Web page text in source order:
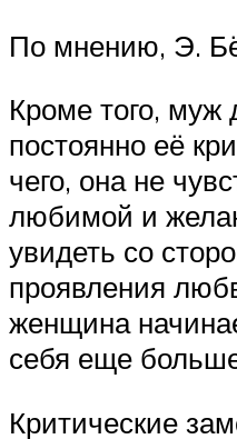
По мнению, Э.
Кроме того, муж
постоянно её
чего, она не
любимой и
увидеть со
проявления
женщина
себя еще
Критические